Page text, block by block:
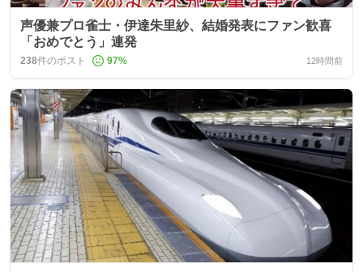
声優兼プロ雀士・伊達朱里紗、結婚発表にファン歓喜
「おめでとう」連発
238件のポスト 97% 12時間前